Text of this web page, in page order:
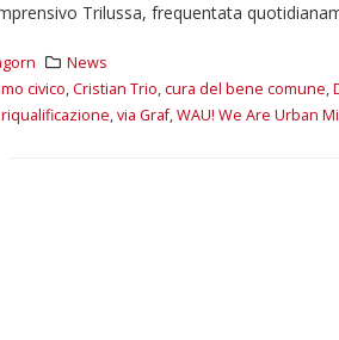
Trilussa, frequentata
News
civico,Cristian Trio,cura del bene comune,
riqualificazione,via Graf,WAU! We Are Urban